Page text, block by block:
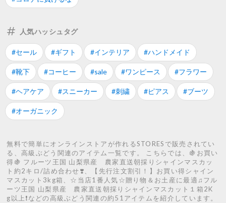
人気ハッシュタグ
#セール #ギフト #インテリア #ハンドメイド
#靴下 #コーヒー #sale #ワンピース #フラワー
#ヘアケア #スニーカー #刺繍 #ピアス #ブーツ
#オーガニック
無料で簡単にオンラインストアが作れるSTORESで販売されてい
る、高級ぶどう関連のアイテム一覧です。 こちらでは、🍇お買い
得🍇 フルーツ王国 山梨県産 農家直送朝採りシャインマスカッ
ト約2キロ/詰め合わせ❣️、【先行注文割引！】お買い得シャイン
マスカット3kg箱、☆当店1番人気☆贈り物＆お土産に最適♫フル
ーツ王国 山梨県産 農家直送朝採りシャインマスカット１箱2K
g以上❗️などの高級ぶどう関連の約51アイテムを紹介しています。